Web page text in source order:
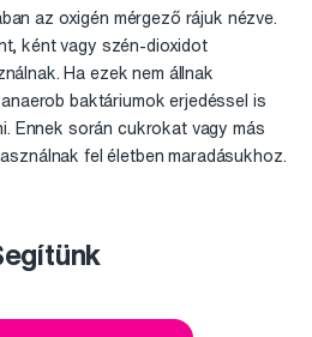
az oxigén mérgező rájuk nézve.
ként vagy szén-dioxidot
Ha ezek nem állnak
baktáriumok erjedéssel is
Ennek során cukrokat vagy más
fel életben maradásukhoz.